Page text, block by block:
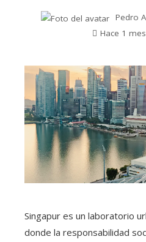
Pedro
Hace 1 mes
Singapur es un laboratorio
donde la responsabilidad